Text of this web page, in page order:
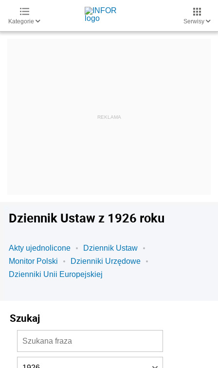
Kategorie Serwisy
Dziennik Ustaw z 1926 roku
Akty ujednolicone
Dziennik Ustaw
Monitor Polski
Dzienniki Urzędowe
Dzienniki Unii Europejskiej
Szukaj